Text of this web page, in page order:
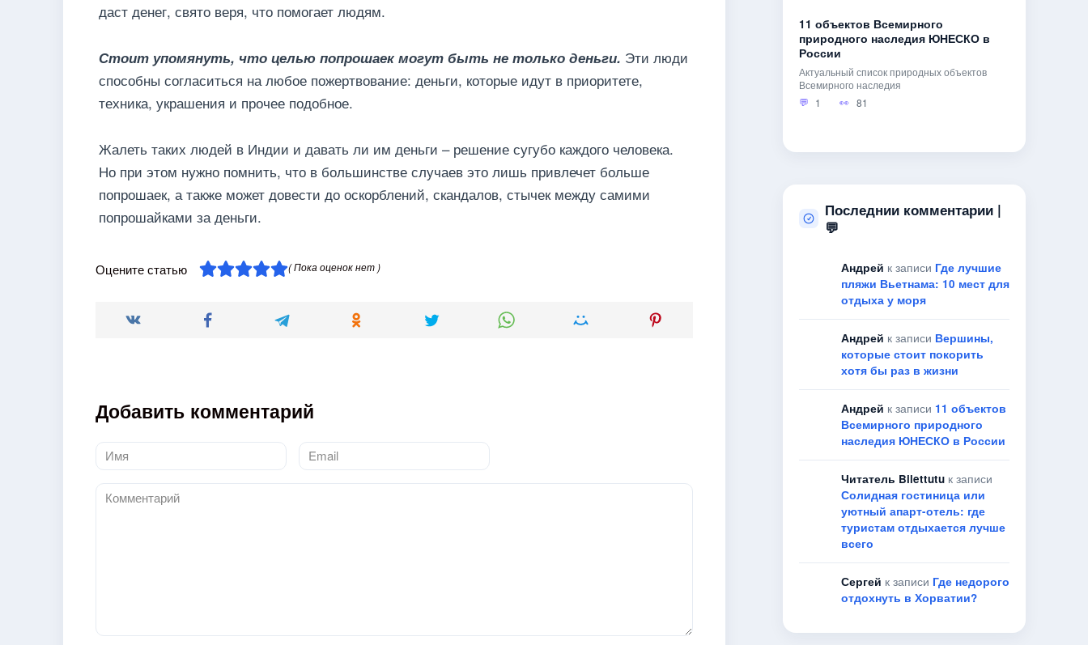
даст денег, свято веря, что помогает людям.
Стоит упомянуть, что целью попрошаек могут быть не только деньги. Эти люди
способны согласиться на любое пожертвование: деньги, которые идут в приоритете,
техника, украшения и прочее подобное.
Жалеть таких людей в Индии и давать ли им деньги – решение сугубо каждого человека.
Но при этом нужно помнить, что в большинстве случаев это лишь привлечет больше
попрошаек, а также может довести до оскорблений, скандалов, стычек между самими
попрошайками за деньги.
Оцените статью ( Пока оценок нет )
Добавить комментарий
Имя
*
Email
*
Комментарий
11 объектов Всемирного
природного наследия ЮНЕСКО в
России
Актуальный список природных объектов
Всемирного наследия
1
81
Последнии комментарии |
💬
Андрей к записи Где лучшие
пляжи Вьетнама: 10 мест для
отдыха у моря
Андрей к записи Вершины,
которые стоит покорить
хотя бы раз в жизни
Андрей к записи 11 объектов
Всемирного природного
наследия ЮНЕСКО в России
Читатель Bilettutu к записи
Солидная гостиница или
уютный апарт-отель: где
туристам отдыхается лучше
всего
Сергей к записи Где недорого
отдохнуть в Хорватии?